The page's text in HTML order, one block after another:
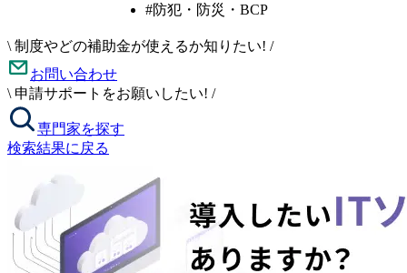
#防犯・防災・BCP
\ 制度やどの補助金が使えるか知りたい! /
お問い合わせ
\ 申請サポートをお願いしたい! /
専門家を探す
検索結果に戻る